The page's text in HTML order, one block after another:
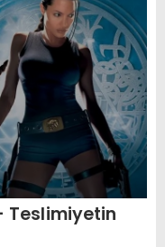
- Teslimiyetin